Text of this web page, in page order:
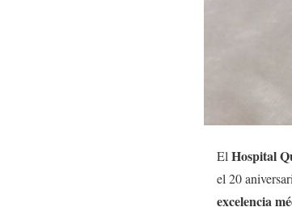
El Hospital
el 20
excelencia